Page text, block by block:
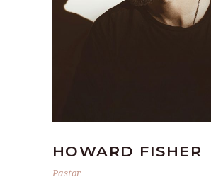
HOWARD FISHER
Pastor